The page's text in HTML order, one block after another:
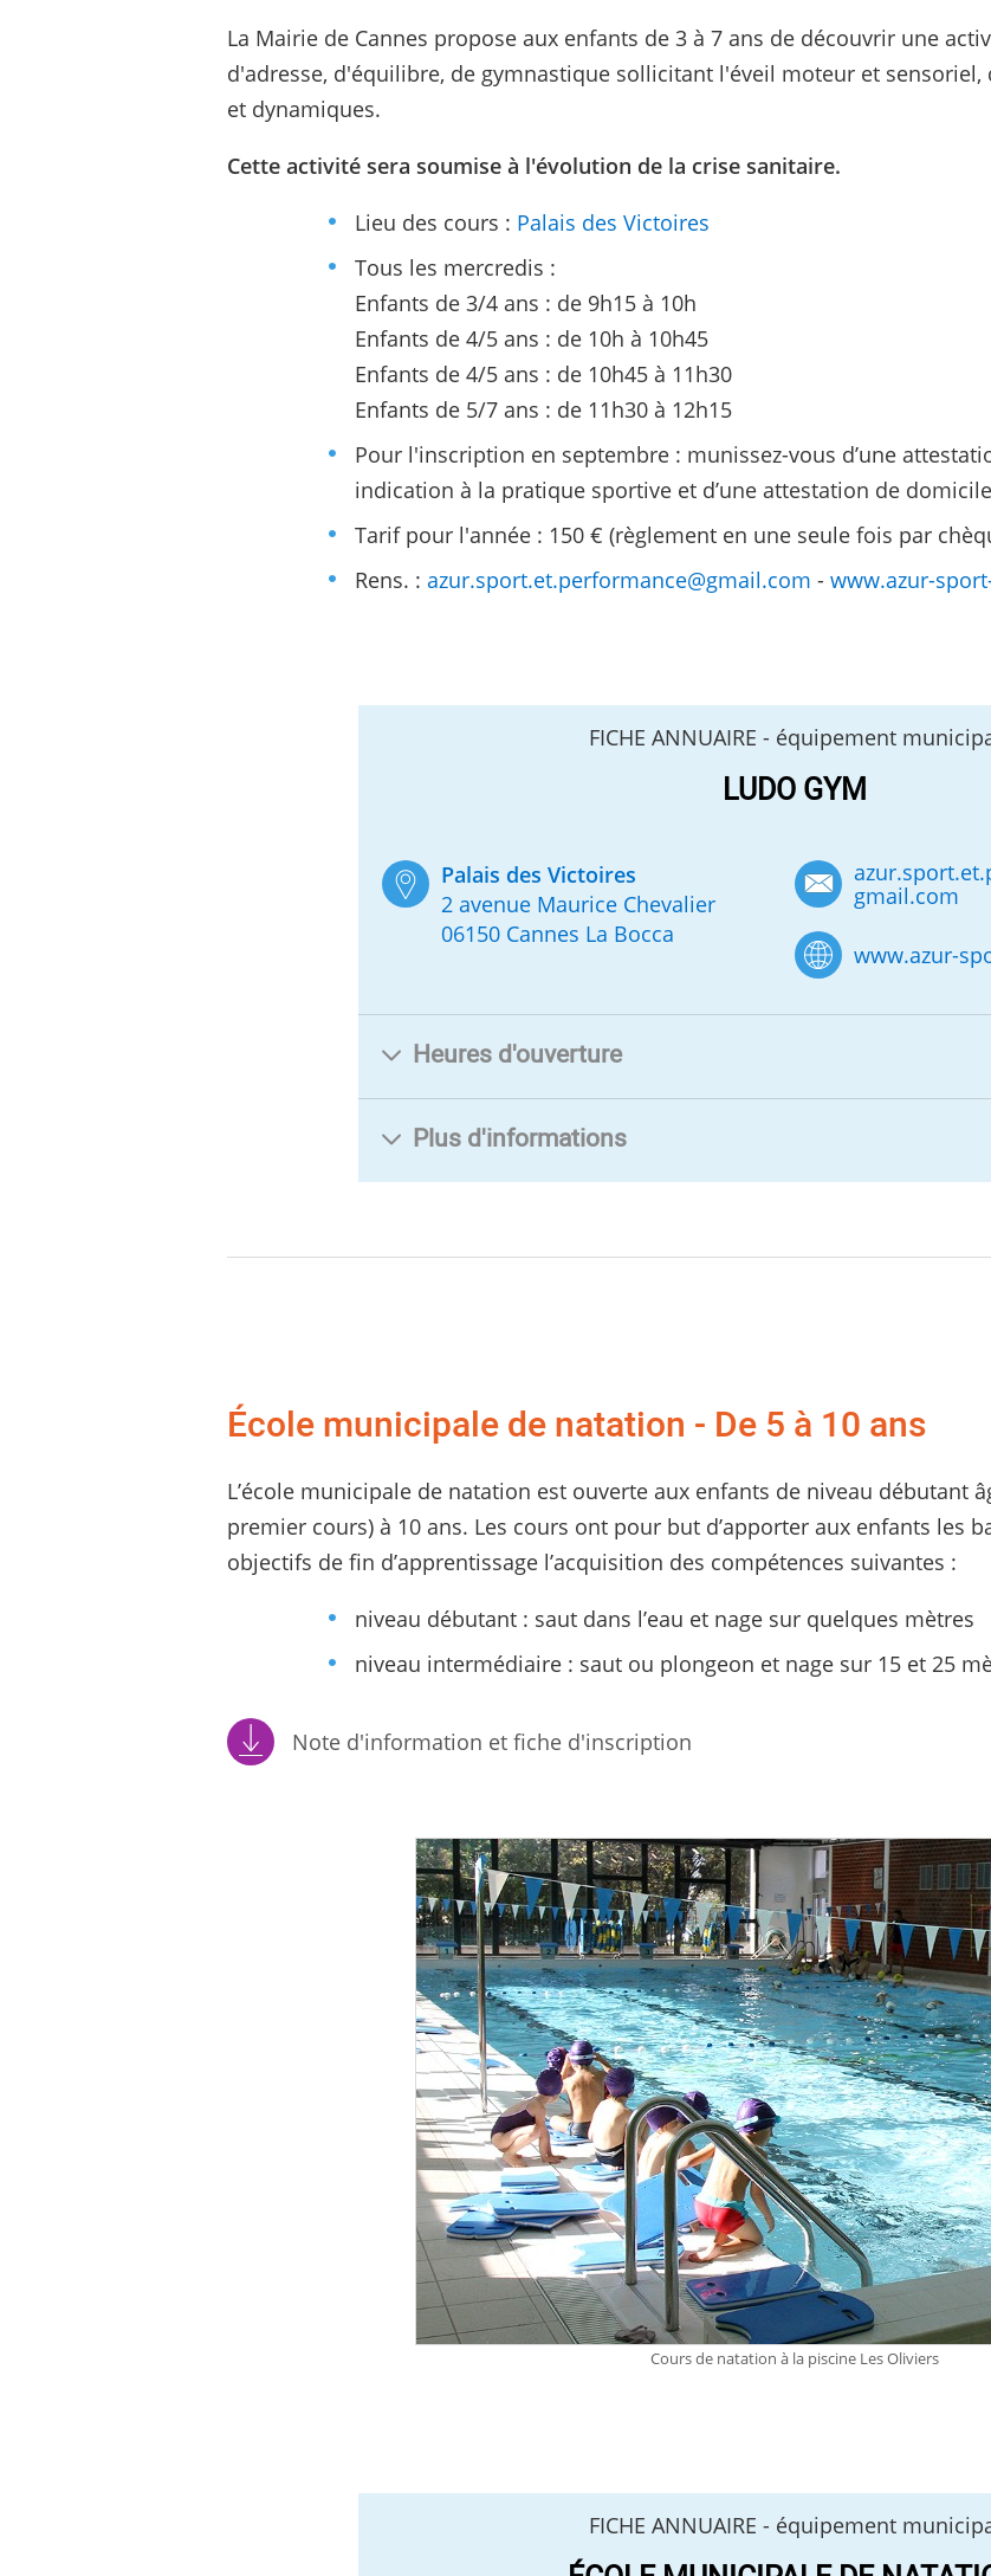
La Mairie de Cannes propose aux enfants de 3 à 7 ans de découvrir une
d'adresse, d'équilibre, de gymnastique sollicitant l'éveil moteur et
et dynamiques.
Cette activité sera soumise à l'évolution de la crise sanitaire.
Lieu des cours : Palais des Victoires
Tous les mercredis :
Enfants de 3/4 ans : de 9h15 à 10h
Enfants de 4/5 ans : de 10h à 10h45
Enfants de 4/5 ans : de 10h45 à 11h30
Enfants de 5/7 ans : de 11h30 à 12h15
Pour l'inscription en septembre : munissez-vous d’une
indication à la pratique sportive et d’une attestation de
Tarif pour l'année : 150 € (règlement en une seule fois par
Rens. :azur.sport.et.performance@gmail.com -www.azur-
FICHE ANNUAIRE - équipement
LUDO GYM
Palais des Victoires
2 avenue Maurice Chevalier
06150 Cannes La Bocca
gmail.com
www.azur-
Heures d'ouverture
Plus d'informations
École municipale de natation - De 5 à 10 ans
L’école municipale de natation est ouverte aux enfants de niveau débutant
premier cours) à 10 ans. Les cours ont pour but d’apporter aux enfants les
objectifs de fin d’apprentissage l’acquisition des compétences suivantes :
niveau débutant : saut dans l’eau et nage sur quelques mètres
niveau intermédiaire : saut ou plongeon et nage sur 15 et 25
Note d'information et fiche d'inscription
Cours de natation à la piscine Les Oliviers
FICHE ANNUAIRE - équipement